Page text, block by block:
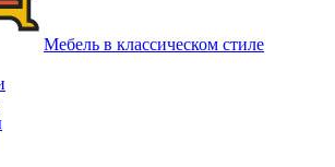
Мебель в классическом стиле